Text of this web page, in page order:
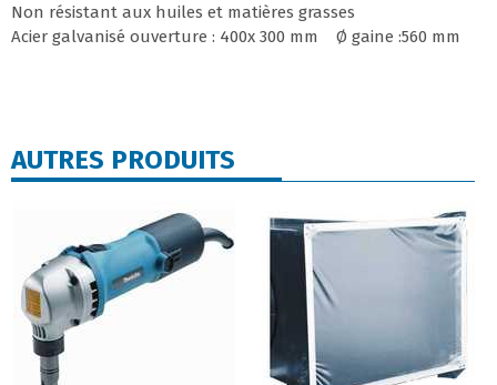
Non résistant aux huiles et matières grasses
Acier galvanisé ouverture : 400x 300 mm Ø gaine :560 mm
AUTRES PRODUITS